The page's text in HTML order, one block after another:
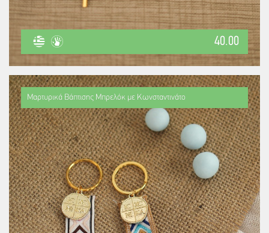
40.00
Μαρτυρικά Βάπτισης Μπρελόκ με Κωνσταντινάτο